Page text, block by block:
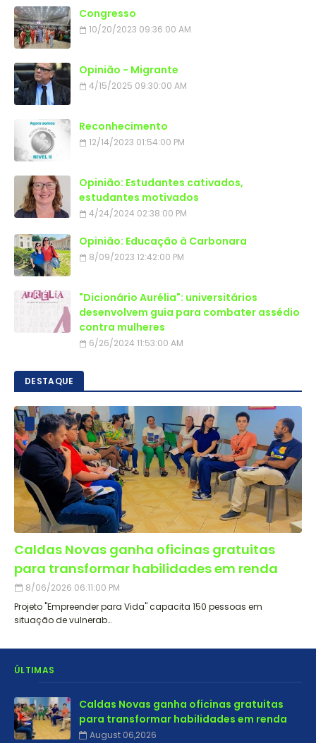
Congresso
10/20/2023 09:36:00 AM
Opinião - Migrante
4/15/2025 09:30:00 AM
Reconhecimento
12/14/2023 01:54:00 PM
Opinião: Estudantes cativados,
estudantes motivados
4/24/2024 02:38:00 PM
Opinião: Educação à Carbonara
8/09/2023 12:42:00 PM
"Dicionário Aurélia": universitários
desenvolvem guia para combater assédio
contra mulheres
6/26/2024 11:53:00 AM
DESTAQUE
Caldas Novas ganha oficinas gratuitas
para transformar habilidades em renda
8/06/2026 06:11:00 PM
Projeto "Empreender para Vida" capacita 150 pessoas em
situação de vulnerab…
ÚLTIMAS
Caldas Novas ganha oficinas gratuitas
para transformar habilidades em renda
August 06,2026